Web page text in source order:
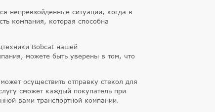
непревзойденные ситуации, когда в
компания, которая способна
Bobcat нашей
можете быть уверены в том, что
осуществить отправку стекол для
сможет каждый покупатель при
вами транспортной компании.